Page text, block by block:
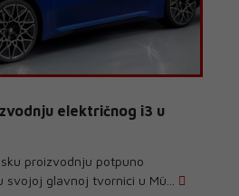
električnog i3 u
proizvodnju potpuno
svojoj glavnoj tvornici u Mü...